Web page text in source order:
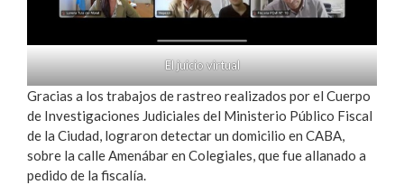
El juicio virtual
Gracias a los trabajos de rastreo realizados por el Cuerpo
de Investigaciones Judiciales del Ministerio Público Fiscal
de la Ciudad, lograron detectar un domicilio en CABA,
sobre la calle Amenábar en Colegiales, que fue allanado a
pedido de la fiscalía.